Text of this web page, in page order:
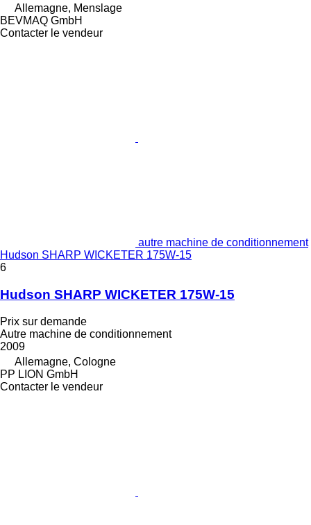
Allemagne, Menslage
BEVMAQ GmbH
Contacter le vendeur
autre machine de conditionnement
Hudson SHARP WICKETER 175W-15
6
Hudson SHARP WICKETER 175W-15
Prix sur demande
Autre machine de conditionnement
2009
Allemagne, Cologne
PP LION GmbH
Contacter le vendeur